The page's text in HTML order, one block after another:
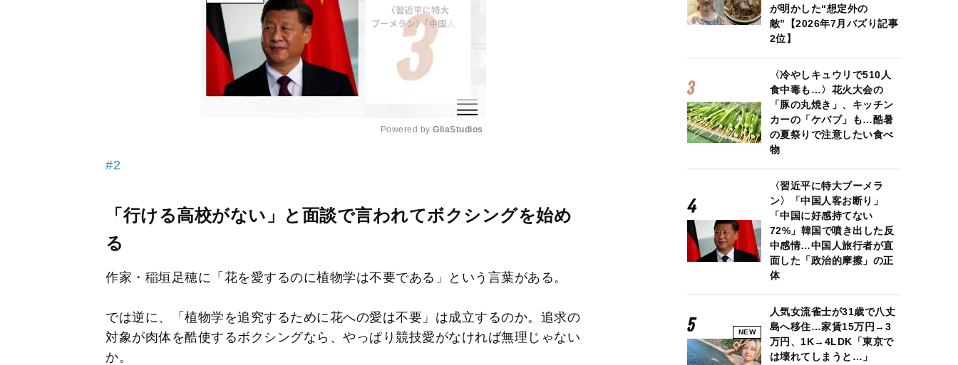
t
Powered by GliaStudios
#2
「行ける高校がない」と面談で言われてボクシングを始め
る
作家・稲垣足穂に「花を愛するのに植物学は不要である」という言葉がある。
では逆に、「植物学を追究するために花への愛は不要」は成立するのか。追求の
対象が肉体を酷使するボクシングなら、やっぱり競技愛がなければ無理じゃない
か。
が明かした“想定外の
敵”【2026年7月バズり記事
2位】
〈冷やしキュウリで510人
食中毒も…〉花火大会の
「豚の丸焼き」、キッチン
カーの「ケバブ」も…酷暑
の夏祭りで注意したい食べ
物
〈習近平に特大ブーメラ
ン〉「中国人客お断り」
「中国に好感持てない
72%」韓国で噴き出した反
中感情…中国人旅行者が直
面した「政治的摩擦」の正
体
NEW
人気女流雀士が31歳で八丈
島へ移住…家賃15万円→3
万円、1K→4LDK「東京で
は壊れてしまうと…」